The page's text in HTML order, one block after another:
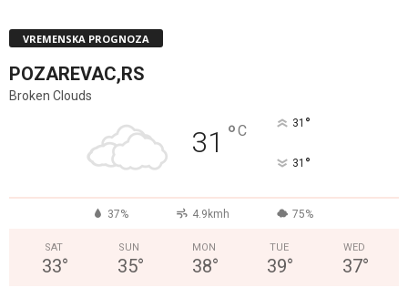
VREMENSKA PROGNOZA
POZAREVAC,RS
Broken Clouds
31 °C 31 °
31 °
37% 4.9kmh 75%
SAT
33°
SUN
35°
MON
38°
TUE
39°
WED
37°